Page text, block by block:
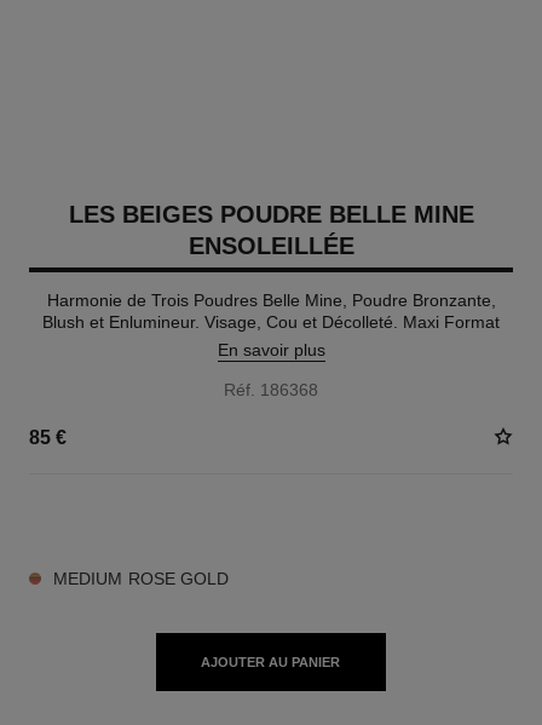
LES BEIGES POUDRE BELLE MINE
ENSOLEILLÉE
Harmonie de Trois Poudres Belle Mine, Poudre Bronzante,
Blush et Enlumineur. Visage, Cou et Décolleté. Maxi Format
En savoir plus
Réf. 186368
85 €
MEDIUM ROSE GOLD
AJOUTER AU PANIER